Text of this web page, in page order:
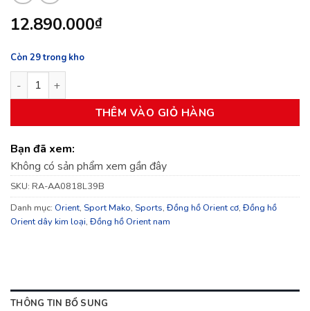
12.890.000₫
Còn 29 trong kho
Đồng hồ Nam Orient Mako RA-AA0818L39B số lượng
THÊM VÀO GIỎ HÀNG
Bạn đã xem:
Không có sản phẩm xem gần đây
SKU: RA-AA0818L39B
Danh mục: Orient, Sport Mako, Sports, Đồng hồ Orient cơ, Đồng hồ
Orient dây kim loại, Đồng hồ Orient nam
THÔNG TIN BỔ SUNG